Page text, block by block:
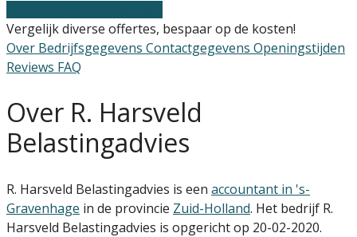
Vergelijk diverse offertes, bespaar op de kosten!
Over Bedrijfsgegevens Contactgegevens Openingstijden
Reviews FAQ
Over R. Harsveld
Belastingadvies
R. Harsveld Belastingadvies is een accountant in 's-
Gravenhage in de provincie Zuid-Holland. Het bedrijf R.
Harsveld Belastingadvies is opgericht op 20-02-2020.